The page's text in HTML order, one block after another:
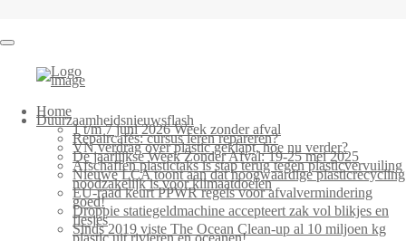
Home
Duurzaamheidsnieuwsflash
1 t/m 7 juni 2026 Week zonder afval
Repaircafés: cursus leren repareren?
VN verdrag over plastic geklapt, hoe nu verder?
De jaarlijkse Week Zonder Afval: 19-25 mei 2025
Afschaffen plastictaks is stap terug tegen plasticvervuiling
Nieuwe LCA toont aan dat hoogwaardige plasticrecycling
noodzakelijk is voor klimaatdoelen
EU-raad keurt PPWR regels voor afvalvermindering
goed!
Droppie statiegeldmachine accepteert zak vol blikjes en
flesjes
Sinds 2019 viste The Ocean Clean-up al 10 miljoen kg